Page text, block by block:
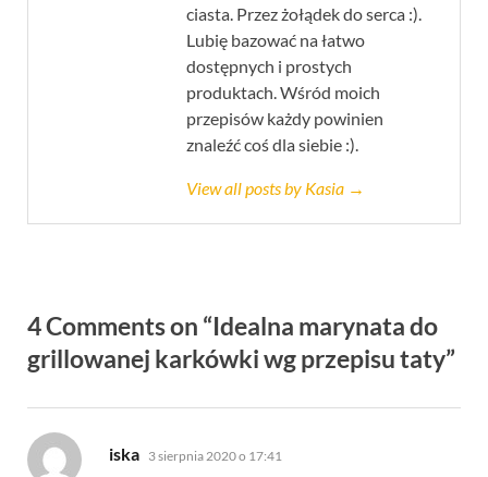
ciasta. Przez żołądek do serca :).
Lubię bazować na łatwo
dostępnych i prostych
produktach. Wśród moich
przepisów każdy powinien
znaleźć coś dla siebie :).
View all posts by Kasia →
4 Comments on “Idealna marynata do
grillowanej karkówki wg przepisu taty”
iska pisze:
3 sierpnia 2020 o 17:41